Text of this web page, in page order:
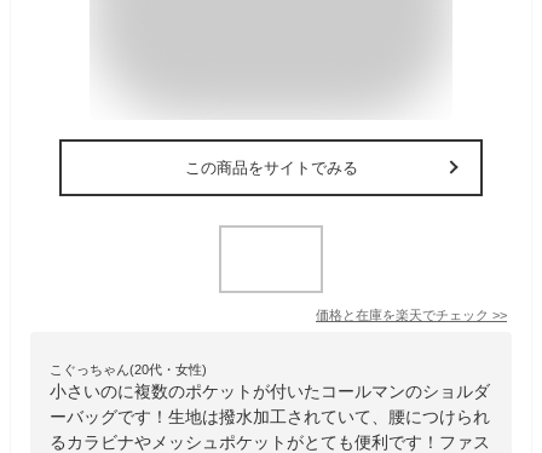
この商品をサイトでみる
価格と在庫を楽天でチェック >>
こぐっちゃん(20代・女性)
小さいのに複数のポケットが付いたコールマンのショルダ
ーバッグです！生地は撥水加工されていて、腰につけられ
るカラビナやメッシュポケットがとても便利です！ファス